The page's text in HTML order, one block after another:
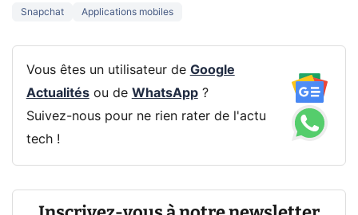
Snapchat Applications mobiles
Vous êtes un utilisateur de Google
Actualitésou de WhatsApp?
Suivez-nous pour ne rien rater de l'actu
tech !